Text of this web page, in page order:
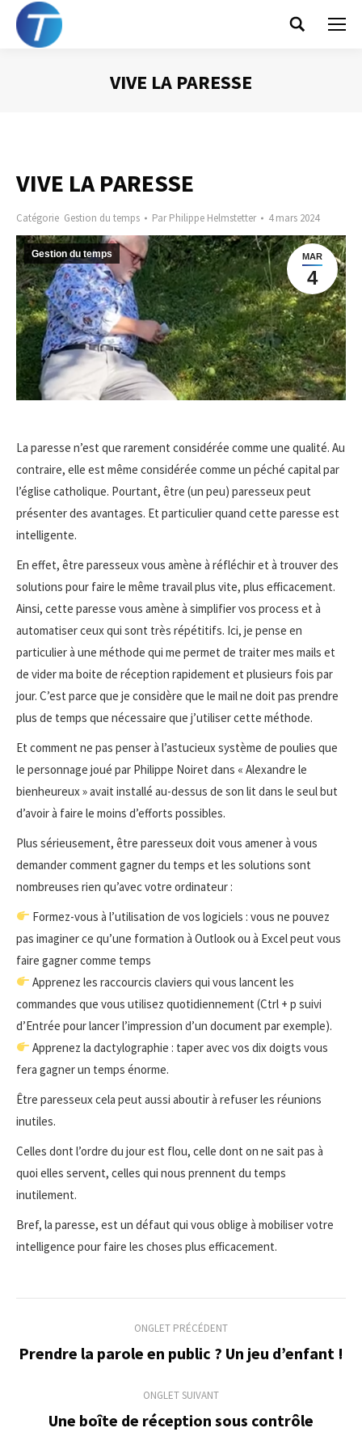
Search:
VIVE LA PARESSE
VIVE LA PARESSE
Catégorie Gestion du temps ParPhilippe Helmstetter 4 mars 2024
MAR
4
Gestion du temps
La paresse n’est que rarement considérée comme une qualité. Au
contraire, elle est même considérée comme un péché capital par
l’église catholique. Pourtant, être (un peu) paresseux peut
présenter des avantages. Et particulier quand cette paresse est
intelligente.
En effet, être paresseux vous amène à réfléchir et à trouver des
solutions pour faire le même travail plus vite, plus efficacement.
Ainsi, cette paresse vous amène à simplifier vos process et à
automatiser ceux qui sont très répétitifs. Ici, je pense en
particulier à une méthode qui me permet de traiter mes mails et
de vider ma boite de réception rapidement et plusieurs fois par
jour. C’est parce que je considère que le mail ne doit pas prendre
plus de temps que nécessaire que j’utiliser cette méthode.
Et comment ne pas penser à l’astucieux système de poulies que
le personnage joué par Philippe Noiret dans « Alexandre le
bienheureux » avait installé au-dessus de son lit dans le seul but
d’avoir à faire le moins d’efforts possibles.
Plus sérieusement, être paresseux doit vous amener à vous
demander comment gagner du temps et les solutions sont
nombreuses rien qu’avec votre ordinateur :
Formez-vous à l’utilisation de vos logiciels : vous ne pouvez
pas imaginer ce qu’une formation à Outlook ou à Excel peut vous
faire gagner comme temps
Apprenez les raccourcis claviers qui vous lancent les
commandes que vous utilisez quotidiennement (Ctrl + p suivi
d’Entrée pour lancer l’impression d’un document par exemple).
Apprenez la dactylographie : taper avec vos dix doigts vous
fera gagner un temps énorme.
Être paresseux cela peut aussi aboutir à refuser les réunions
inutiles.
Celles dont l’ordre du jour est flou, celle dont on ne sait pas à
quoi elles servent, celles qui nous prennent du temps
inutilement.
Bref, la paresse, est un défaut qui vous oblige à mobiliser votre
intelligence pour faire les choses plus efficacement.
de
commentaire
ONGLET PRÉCÉDENT
Onglet
Prendre la parole en public ? Un jeu d’enfant !
ONGLET SUIVANT
Onglet
Une boîte de réception sous contrôle